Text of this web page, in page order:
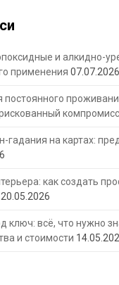
и алкидно-
применения 07.07.2026
постоянного
компромисс
гадания на картах:
как создать
20.05.2026
ключ: всё, что нужно
и стоимости